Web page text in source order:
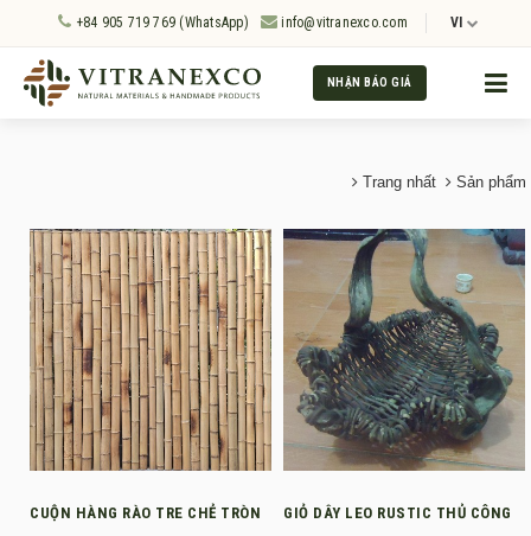
+84 905 719 769 (WhatsApp) info@vitranexco.com VI
NHẬN BÁO GIÁ
Trang nhất Sản phẩm
CUỘN HÀNG RÀO TRE CHẺ TRÒN GIỎ DÂY LEO RUSTIC THỦ CÔNG